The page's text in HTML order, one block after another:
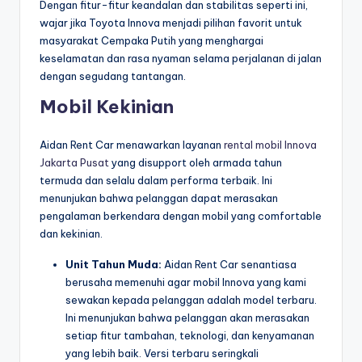
Dengan fitur-fitur keandalan dan stabilitas seperti ini,
wajar jika Toyota Innova menjadi pilihan favorit untuk
masyarakat Cempaka Putih yang menghargai
keselamatan dan rasa nyaman selama perjalanan di jalan
dengan segudang tantangan.
Mobil Kekinian
Aidan Rent Car menawarkan layanan rental mobil Innova
Jakarta Pusatyang disupport oleh armada tahun
termuda dan selalu dalam performa terbaik. Ini
menunjukan bahwa pelanggan dapat merasakan
pengalaman berkendara dengan mobil yang comfortable
dan kekinian.
Unit Tahun Muda: Aidan Rent Car senantiasa
berusaha memenuhi agar mobil Innova yang kami
sewakan kepada pelanggan adalah model terbaru.
Ini menunjukan bahwa pelanggan akan merasakan
setiap fitur tambahan, teknologi, dan kenyamanan
yang lebih baik. Versi terbaru seringkali